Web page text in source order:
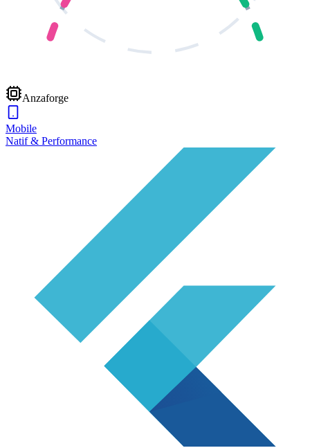
Anzaforge
Mobile
Natif & Performance